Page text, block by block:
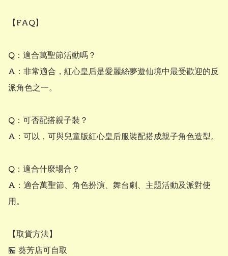
【FAQ】
Q：適合萬聖節活動嗎？
A：非常適合，紅心皇后是愛麗絲夢遊仙境中最受歡迎的反
派角色之一。
Q：可否配搭親子裝？
A：可以，可與兒童版紅心皇后服裝配搭成親子角色造型。
Q：適合什麼場合？
A：適合萬聖節、角色扮演、舞台劇、主題活動及派對使
用。
【取貨方法】
🏪 葵芳店可自取